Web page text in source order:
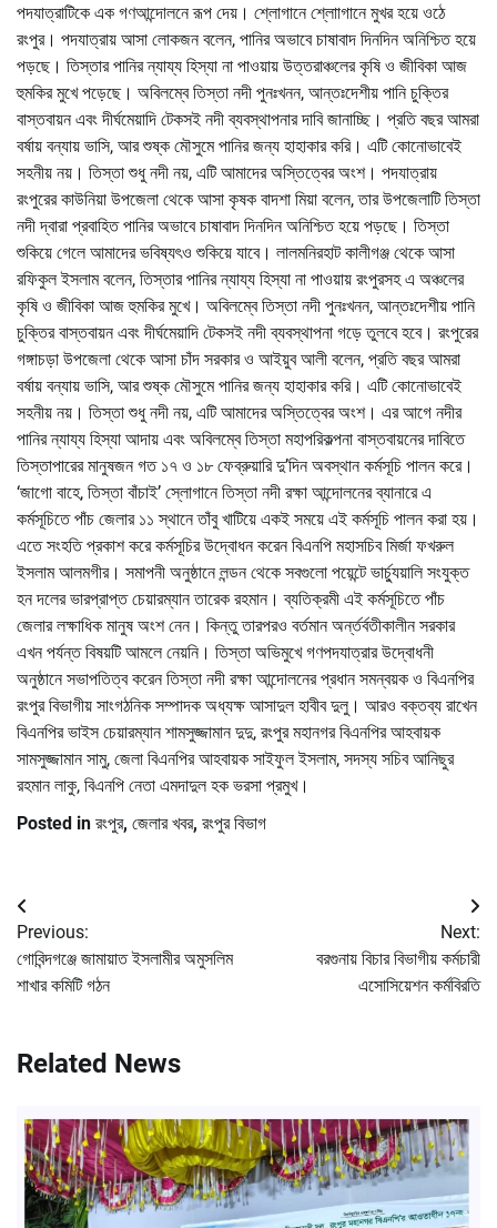
পদযাত্রাটিকে এক গণআন্দোলনে রূপ দেয়। শ্লোগানে শ্লোাগানে মুখর হয়ে ওঠে
রংপুর। পদযাত্রায় আসা লোকজন বলেন, পানির অভাবে চাষাবাদ দিনদিন অনিশ্চিত হয়ে
পড়ছে। তিস্তার পানির ন্যায্য হিস্যা না পাওয়ায় উত্তরাঞ্চলের কৃষি ও জীবিকা আজ
হুমকির মুখে পড়েছে। অবিলম্বে তিস্তা নদী পুনঃখনন, আন্তঃদেশীয় পানি চুক্তির
বাস্তবায়ন এবং দীর্ঘমেয়াদি টেকসই নদী ব্যবস্থাপনার দাবি জানাচ্ছি। প্রতি বছর আমরা
বর্ষায় বন্যায় ভাসি, আর শুষ্ক মৌসুমে পানির জন্য হাহাকার করি। এটি কোনোভাবেই
সহনীয় নয়। তিস্তা শুধু নদী নয়, এটি আমাদের অস্তিত্বের অংশ। পদযাত্রায়
রংপুরের কাউনিয়া উপজেলা থেকে আসা কৃষক বাদশা মিয়া বলেন, তার উপজেলাটি তিস্তা
নদী দ্বারা প্রবাহিত পানির অভাবে চাষাবাদ দিনদিন অনিশ্চিত হয়ে পড়ছে। তিস্তা
শুকিয়ে গেলে আমাদের ভবিষ্যৎও শুকিয়ে যাবে। লালমনিরহাট কালীগঞ্জ থেকে আসা
রফিকুল ইসলাম বলেন, তিস্তার পানির ন্যায্য হিস্যা না পাওয়ায় রংপুরসহ এ অঞ্চলের
কৃষি ও জীবিকা আজ হুমকির মুখে। অবিলম্বে তিস্তা নদী পুনঃখনন, আন্তঃদেশীয় পানি
চুক্তির বাস্তবায়ন এবং দীর্ঘমেয়াদি টেকসই নদী ব্যবস্থাপনা গড়ে তুলবে হবে। রংপুরের
গঙ্গাচড়া উপজেলা থেকে আসা চাঁদ সরকার ও আইয়ুব আলী বলেন, প্রতি বছর আমরা
বর্ষায় বন্যায় ভাসি, আর শুষ্ক মৌসুমে পানির জন্য হাহাকার করি। এটি কোনোভাবেই
সহনীয় নয়। তিস্তা শুধু নদী নয়, এটি আমাদের অস্তিত্বের অংশ। এর আগে নদীর
পানির ন্যায্য হিস্যা আদায় এবং অবিলম্বে তিস্তা মহাপরিকল্পনা বাস্তবায়নের দাবিতে
তিস্তাপারের মানুষজন গত ১৭ ও ১৮ ফেব্রুয়ারি দু’দিন অবস্থান কর্মসূচি পালন করে।
‘জাগো বাহে, তিস্তা বাঁচাই’ স্লোগানে তিস্তা নদী রক্ষা আন্দোলনের ব্যানারে এ
কর্মসূচিতে পাঁচ জেলার ১১ স্থানে তাঁবু খাটিয়ে একই সময়ে এই কর্মসূচি পালন করা হয়।
এতে সংহতি প্রকাশ করে কর্মসূচির উদ্বোধন করেন বিএনপি মহাসচিব মির্জা ফখরুল
ইসলাম আলমগীর। সমাপনী অনুষ্ঠানে লন্ডন থেকে সবগুলো পয়েন্টে ভার্চ্যুয়ালি সংযুক্ত
হন দলের ভারপ্রাপ্ত চেয়ারম্যান তারেক রহমান। ব্যতিক্রমী এই কর্মসূচিতে পাঁচ
জেলার লক্ষাধিক মানুষ অংশ নেন। কিন্তু তারপরও বর্তমান অর্ন্তর্বতীকালীন সরকার
এখন পর্যন্ত বিষয়টি আমলে নেয়নি। তিস্তা অভিমুখে গণপদযাত্রার উদ্বোধনী
অনুষ্ঠানে সভাপতিত্ব করেন তিস্তা নদী রক্ষা আন্দোলনের প্রধান সমন্বয়ক ও বিএনপির
রংপুর বিভাগীয় সাংগঠনিক সম্পাদক অধ্যক্ষ আসাদুল হাবীব দুলু। আরও বক্তব্য রাখেন
বিএনপির ভাইস চেয়ারম্যান শামসুজ্জামান দুদু, রংপুর মহানগর বিএনপির আহবায়ক
সামসুজ্জামান সামু, জেলা বিএনপির আহবায়ক সাইফুল ইসলাম, সদস্য সচিব আনিছুর
রহমান লাকু, বিএনপি নেতা এমদাদুল হক ভরসা প্রমুখ।
Posted in রংপুর, জেলার খবর, রংপুর বিভাগ
Post
navigation
Previous:
গোবিন্দগঞ্জে জামায়াত ইসলামীর অমুসলিম
শাখার কমিটি গঠন
Next:
বরগুনায় বিচার বিভাগীয় কর্মচারী
এসোসিয়েশন কর্মবিরতি
Related News